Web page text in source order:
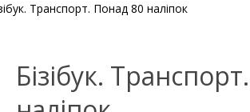
Транспорт. Понад 80 наліпок
Бізібук.